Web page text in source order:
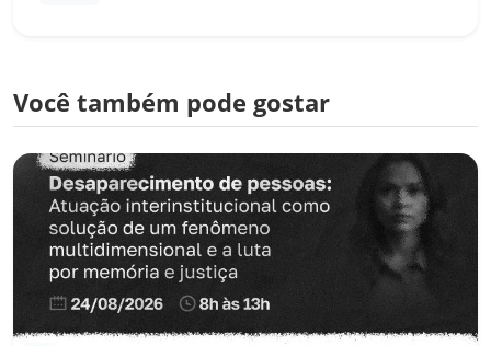
Você também pode gostar